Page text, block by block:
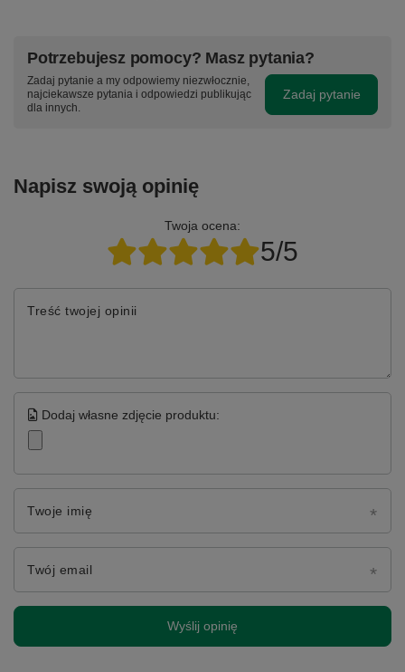
Potrzebujesz pomocy? Masz pytania?
Zadaj pytanie a my odpowiemy niezwłocznie,
najciekawsze pytania i odpowiedzi publikując
dla innych.
Zadaj pytanie
Napisz swoją opinię
Twoja ocena:
5/5
Treść twojej opinii
Dodaj własne zdjęcie produktu:
Twoje imię
Twój email
Wyślij opinię